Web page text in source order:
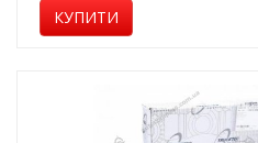
КУПИТИ